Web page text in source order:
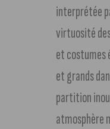
interprétée
virtuosité
et
et grands
partition
atmosphère